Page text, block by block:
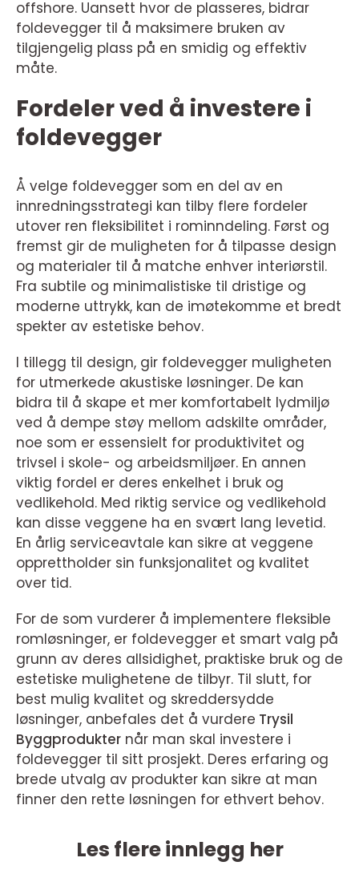
offshore. Uansett hvor de plasseres, bidrar
foldevegger til å maksimere bruken av
tilgjengelig plass på en smidig og effektiv
måte.
Fordeler ved å investere i
foldevegger
Å velge foldevegger som en del av en
innredningsstrategi kan tilby flere fordeler
utover ren fleksibilitet i rominndeling. Først og
fremst gir de muligheten for å tilpasse design
og materialer til å matche enhver interiørstil.
Fra subtile og minimalistiske til dristige og
moderne uttrykk, kan de imøtekomme et bredt
spekter av estetiske behov.
I tillegg til design, gir foldevegger muligheten
for utmerkede akustiske løsninger. De kan
bidra til å skape et mer komfortabelt lydmiljø
ved å dempe støy mellom adskilte områder,
noe som er essensielt for produktivitet og
trivsel i skole- og arbeidsmiljøer. En annen
viktig fordel er deres enkelhet i bruk og
vedlikehold. Med riktig service og vedlikehold
kan disse veggene ha en svært lang levetid.
En årlig serviceavtale kan sikre at veggene
opprettholder sin funksjonalitet og kvalitet
over tid.
For de som vurderer å implementere fleksible
romløsninger, er foldevegger et smart valg på
grunn av deres allsidighet, praktiske bruk og de
estetiske mulighetene de tilbyr. Til slutt, for
best mulig kvalitet og skreddersydde
løsninger, anbefales det å vurdere Trysil
Byggprodukter når man skal investere i
foldevegger til sitt prosjekt. Deres erfaring og
brede utvalg av produkter kan sikre at man
finner den rette løsningen for ethvert behov.
Les flere innlegg her